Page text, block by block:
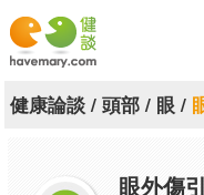
漫漫健康
健康論談/ 頭部/ 眼/
眼外傷